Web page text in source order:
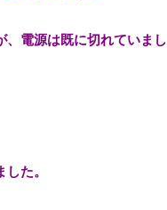
、電源は既に切れていまし
た。